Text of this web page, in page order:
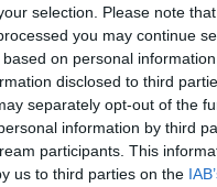
selection. Please note
you may continue
on personal
disclosed to third
separately opt-out of the
information by third
participants. This
us to third parties on the